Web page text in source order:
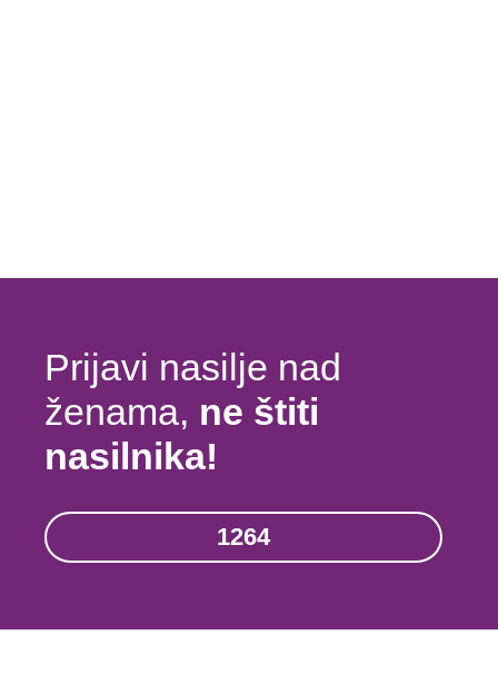
Prijavi nasilje nad
ženama, ne štiti
nasilnika!
1264